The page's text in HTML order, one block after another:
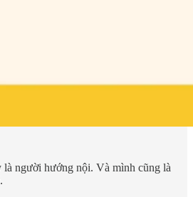
là người hướng nội. Và mình cũng là